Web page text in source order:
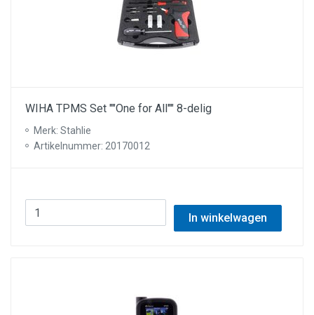
WIHA TPMS Set ""One for All"" 8-delig
Merk: Stahlie
Artikelnummer: 20170012
In winkelwagen